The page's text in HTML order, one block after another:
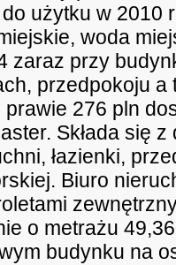
użytku w 2010
woda
zaraz przy
przedpokoju a
276 pln
Składa się
łazienki,
Biuro
o metrażu
budynku na